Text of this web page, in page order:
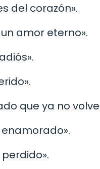
del corazón».
amor eterno».
que ya no